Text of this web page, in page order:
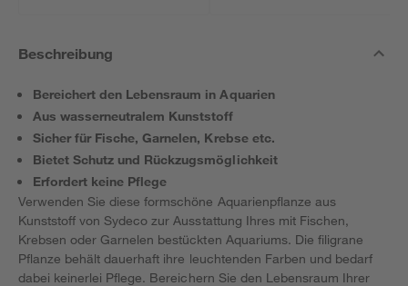
Beschreibung
Bereichert den Lebensraum in Aquarien
Aus wasserneutralem Kunststoff
Sicher für Fische, Garnelen, Krebse etc.
Bietet Schutz und Rückzugsmöglichkeit
Erfordert keine Pflege
Verwenden Sie diese formschöne Aquarienpflanze aus
Kunststoff von Sydeco zur Ausstattung Ihres mit Fischen,
Krebsen oder Garnelen bestückten Aquariums. Die filigrane
Pflanze behält dauerhaft ihre leuchtenden Farben und bedarf
dabei keinerlei Pflege. Bereichern Sie den Lebensraum Ihrer